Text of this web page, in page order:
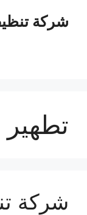
شركة
تطهير
شركة